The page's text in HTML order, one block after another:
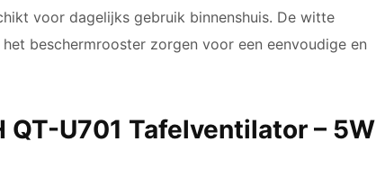
voor dagelijks gebruik binnenshuis. De witte
beschermrooster zorgen voor een eenvoudige en
QT-U701 Tafelventilator – 5W